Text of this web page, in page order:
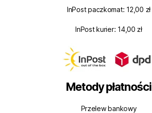
InPost paczkomat: 12,00 zł
InPost kurier: 14,00 zł
Metody płatności
Przelew bankowy